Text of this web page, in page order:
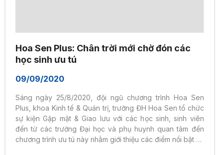
Hoa Sen Plus: Chân trời mới chờ đón các
học sinh ưu tú
09/09/2020
Sáng ngày 25/8/2020, đội ngũ chương trình Hoa Sen
Plus, khoa Kinh tế & Quản trị, trường ĐH Hoa Sen tổ chức
sự kiện Gặp mặt & Giao lưu với các học sinh, sinh viên
đến từ các trường Đại học và phụ huynh quan tâm đến
chương trình ưu tú này nhằm giới thiệu các điểm nổi bật và